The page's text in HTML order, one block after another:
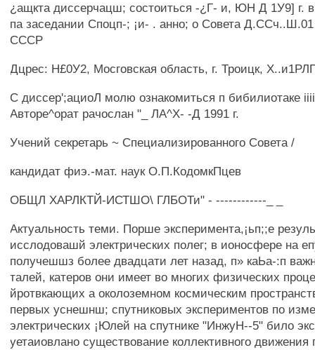
¿ащкта диссерчацш; состоиться -¿Г- и, ЮН Д 1У9] г.
па заседании Споцп-; ¡и- . анно; о Совета
СССР
Дцрес: Н£0У2, Мосговская область, г. Троицк,
С диссер';ациоЛ молю ознакомиться п бибилиотаке
Авторе^орат рачослан "_ ЛА^Х- -Д 1991 г.
Учений секретарь ~ Специализированного Совета /
кандидат фиэ.-мат. наук О.П.КодомкПцев
ОБЩЛ ХАРЛКТЙ-ИСТШО\ ГЛБОТи" - ------------_ _
Актуальность теми. Порше эксперимента,¡ьп;;е
исслодовашй электрических полег; в ионосфере на
получешшз более двадцати лет назад, п» каЬа-:п
талей, катеров они имеет во многих физических
йротвкающих а околоземном космическим
первых уснешнш; спутниковых экспериментов по
электрических ¡Юлей на спутнике "ИнжуН--5" било
уетаиовлано существование коллективного